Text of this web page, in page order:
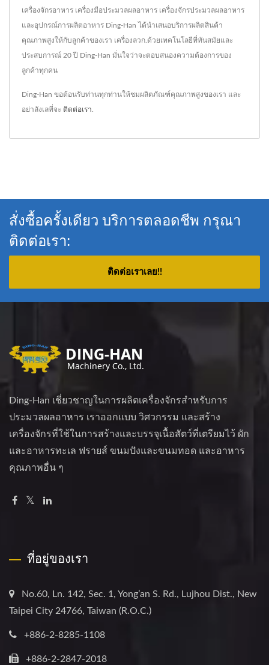
เครื่องจักรอาหาร เครื่องมือประมวลผลอาหาร เครื่องจักรประมวลผลอาหาร
และอุปกรณ์การผลิตอาหาร Ding-Han ได้นำเสนอบริการผลิตสินค้า
คุณภาพสูงให้กับลูกค้าของเรา เครื่องลวก.ด้วยเทคโนโลยีที่ทันสมัยและ
ประสบการณ์ 20 ปี Ding-Han มั่นใจว่าจะตอบสนองความต้องการของ
ลูกค้าทุกคน
Ding-Han ขอต้อนรับท่านทุกท่านให้ชมผลิตภัณฑ์คุณภาพสูงของเรา และ
อย่าลังเลที่จะ ติดต่อเรา.
สั่งซื้อครั้งเดียว บริการตลอดชีพ กรุณา
ติดต่อเรา:
ติดต่อเราเลย!!
Ding-Han เชี่ยวชาญในการผลิตเครื่องจักรสำหรับการ
ประมวลผลอาหาร เราออกแบบ วิศวกรรม และสร้าง
เครื่องจักรที่ใช้ในการสร้างและบรรจุเนื้อสัตว์ที่เตรียมไว้ ผัก
และอาหารทะเล ฟรายส์ ขนมปังและขนมทอด และอาหาร
คุณภาพอื่น ๆ
ที่อยู่ของเรา
No.60, Ln. 142, Sec. 1, Yong’an S. Rd., Lujhou Dist., New
Taipei City 24766, Taiwan (R.O.C.)
+886-2-8285-1108
+886-2-2847-2018